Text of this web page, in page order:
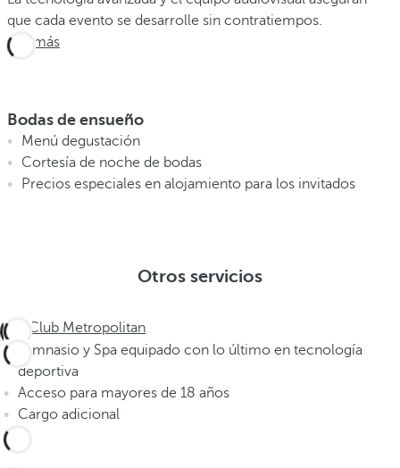
que cada evento se desarrolle sin contratiempos.
Ver más
Bodas de ensueño
Menú degustación
Cortesía de noche de bodas
Precios especiales en alojamiento para los invitados
Otros servicios
Club Metropolitan
Gimnasio y Spa equipado con lo último en tecnología
deportiva
Acceso para mayores de 18 años
Cargo adicional